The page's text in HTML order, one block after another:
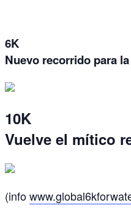
6K
Nuevo recorrido para
10K
Vuelve el mítico
(info